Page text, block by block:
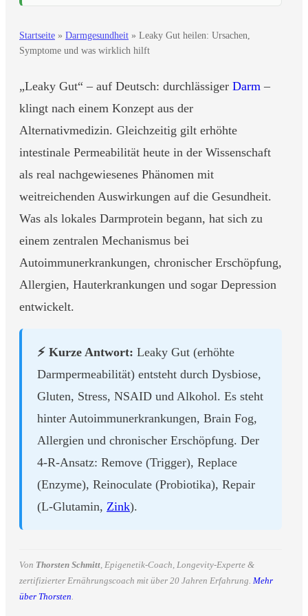
Startseite » Darmgesundheit » Leaky Gut heilen: Ursachen,
Symptome und was wirklich hilft
„Leaky Gut“ – auf Deutsch: durchlässiger Darm –
klingt nach einem Konzept aus der
Alternativmedizin. Gleichzeitig gilt erhöhte
intestinale Permeabilität heute in der Wissenschaft
als real nachgewiesenes Phänomen mit
weitreichenden Auswirkungen auf die Gesundheit.
Was als lokales Darmprotein begann, hat sich zu
einem zentralen Mechanismus bei
Autoimmunerkrankungen, chronischer Erschöpfung,
Allergien, Hauterkrankungen und sogar Depression
entwickelt.
⚡ Kurze Antwort: Leaky Gut (erhöhte
Darmpermeabilität) entsteht durch Dysbiose,
Gluten, Stress, NSAID und Alkohol. Es steht
hinter Autoimmunerkrankungen, Brain Fog,
Allergien und chronischer Erschöpfung. Der
4-R-Ansatz: Remove (Trigger), Replace
(Enzyme), Reinoculate (Probiotika), Repair
(L-Glutamin, Zink).
Von Thorsten Schmitt, Epigenetik-Coach, Longevity-Experte &
zertifizierter Ernährungscoach mit über 20 Jahren Erfahrung. Mehr
über Thorsten.